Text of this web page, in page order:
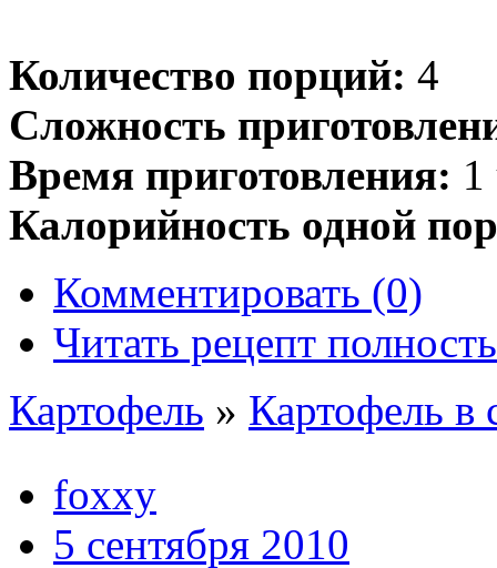
Количество порций: 4
Сложность
Время приготовления: 1
Калорийность одной
Комментировать (0)
Читать рецепт
Картофель » Картофель в
foxxy
5 сентября 2010